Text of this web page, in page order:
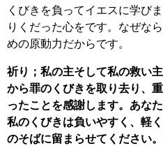
くびきを負ってイエスに学び
りくだった心をです。なぜな
めの原動力だからです。
祈り；私の主そして私の救い
から罪のくびきを取り去り、
ったことを感謝します。あな
私のくびきは負いやすく、軽
のそばに留まらせてください